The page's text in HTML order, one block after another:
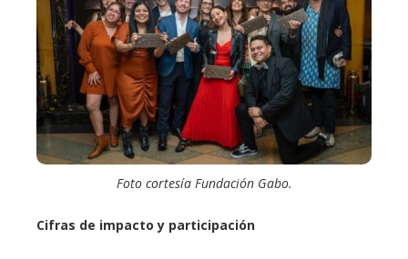
Foto cortesía Fundación Gabo.
Cifras de impacto y participación